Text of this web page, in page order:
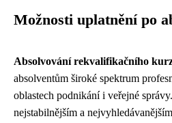
Možnosti uplatnění po
Absolvování rekvalifikačního
absolventům široké spektrum
oblastech podnikání i veřejné
nejstabilnějším a